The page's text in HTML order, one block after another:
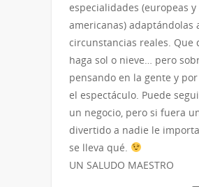
especialidades (europeas y
americanas) adaptándolas
circunstancias reales. Que
haga sol o nieve… pero
pensando en la gente y
el espectáculo. Puede
un negocio, pero si fuera
divertido a nadie le
se lleva qué.
UN SALUDO MAESTRO